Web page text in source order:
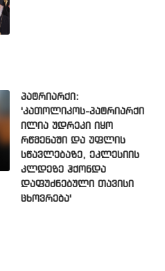
პატრიარქი:
'კათოლიკოს-პატრიარქი
ილია უდრეკი იყო
რწმენაში და უფლის
სწავლებაზე, ეკლესიის
კლდეზე ჰქონდა
დაფუძნებული თავისი
ცხოვრება'